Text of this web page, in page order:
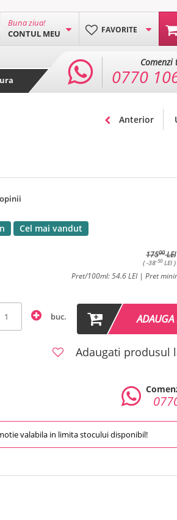
FAVORITE
Buna ziua!
CONTUL MEU
Comenzi
0770
Anterior
Cel mai vandut
17500LEI
( -38-50LEI )
Pret/100ml: 54.6 LEI | Pret
buc.
Adaugati produsul
valabila in limita stocului disponibil!